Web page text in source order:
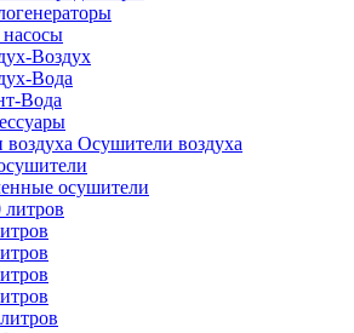
Воздух
Вода
Вода
Осушители воздуха
осушители
литров